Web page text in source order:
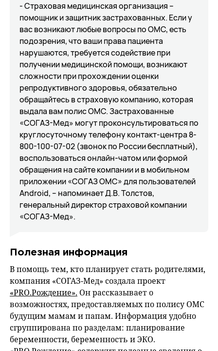
- Страховая медицинская организация –
помощник и защитник застрахованных. Если у
вас возникают любые вопросы по ОМС, есть
подозрения, что ваши права пациента
нарушаются, требуется содействие при
получении медицинской помощи, возникают
сложности при прохождении оценки
репродуктивного здоровья, обязательно
обращайтесь в страховую компанию, которая
выдала вам полис ОМС. Застрахованные
«СОГАЗ-Мед» могут проконсультироваться по
круглосуточному телефону контакт-центра 8-
800-100-07-02 (звонок по России бесплатный),
воспользоваться онлайн-чатом или формой
обращения на сайте компании и в мобильном
приложении «СОГАЗ ОМС» для пользователей
Android, – напоминает Д.В. Толстов,
генеральный директор страховой компании
«СОГАЗ-Мед».
Полезная информация
В помощь тем, кто планирует стать родителями,
компания «СОГАЗ-Мед» создала проект
«PRO.Рождение». Он рассказывает о
возможностях, предоставляемых по полису ОМС
будущим мамам и папам. Информация удобно
сгруппирована по разделам: планирование
беременности, беременность и ЭКО.